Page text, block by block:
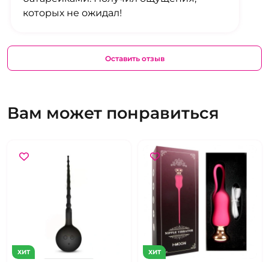
которых не ожидал!
Оставить отзыв
Вам может понравиться
ХИТ ХИТ